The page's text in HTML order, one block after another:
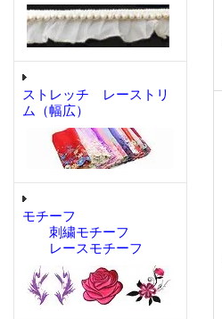
ストレッチ レーストリ
ム（幅広）
モチーフ
刺繍モチーフ
レースモチーフ